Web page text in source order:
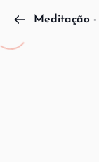
Meditação -